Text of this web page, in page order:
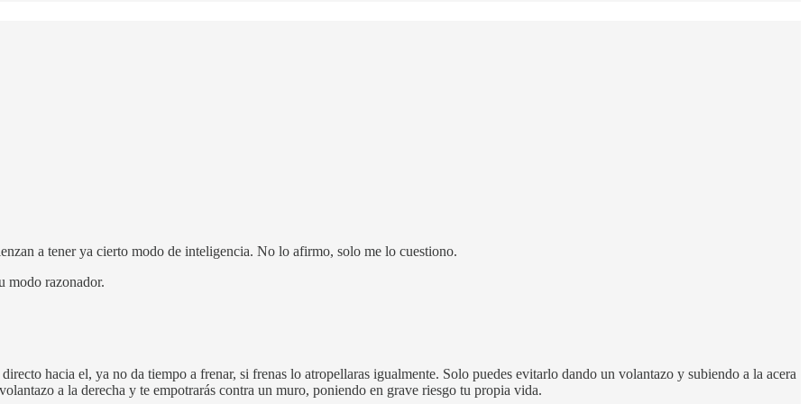
a tener ya cierto modo de inteligencia. No lo afirmo, solo me lo cuestiono.
modo razonador.
hacia el, ya no da tiempo a frenar, si frenas lo atropellaras igualmente. Solo puedes evitarlo dando un volantazo y subiendo a la acera
a la derecha y te empotrarás contra un muro, poniendo en grave riesgo tu propia vida.